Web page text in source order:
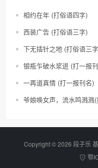
相约在年 (打俗语四字)
西装广告 (打俗语三字)
下无插针之地 (打俗语三
银瓶乍破水浆迸 (打一报
一再道真情 (打一报刊名)
爷娘唤女声，流水鸣溅溅
Copyright © 2026 段子乐
鄂